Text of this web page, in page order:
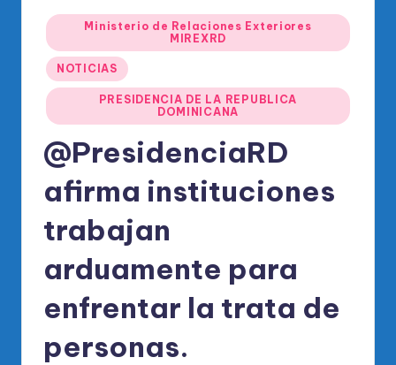
di
O
fi
al
el
R
Publicado
en
Ministerio de Relaciones Exteriores
MIREXRD
NOTICIAS
PRESIDENCIA DE LA REPUBLICA
DOMINICANA
@PresidenciaRD
afirma instituciones
trabajan
arduamente para
enfrentar la trata de
personas.